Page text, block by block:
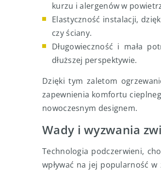
kurzu i alergenów w
Elastyczność instalacji,
czy ściany.
Długowieczność i mała
dłuższej perspektywie.
Dzięki tym zaletom
zapewnienia komfortu
nowoczesnym designem.
Wady i wyzwania
Technologia podczerwieni,
wpływać na jej popularność